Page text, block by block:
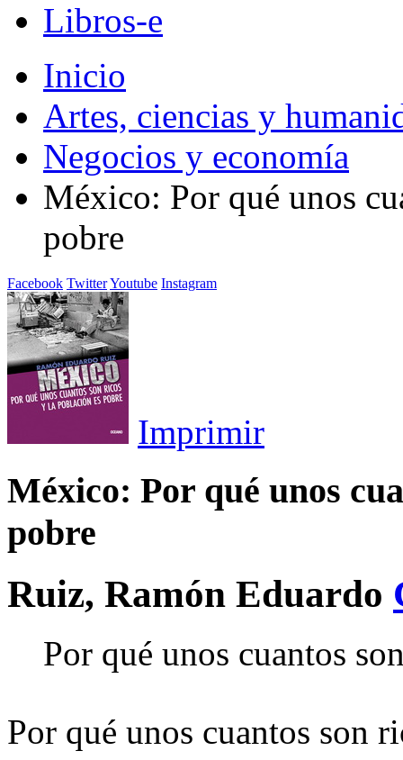
Libros-e
Inicio
Artes, ciencias y
Negocios y economía
México: Por qué unos
pobre
Facebook TwitterYoutube Instagram
Imprimir
México: Por qué unos
pobre
Ruiz, Ramón Eduardo
Por qué unos cuantos
Por qué unos cuantos son